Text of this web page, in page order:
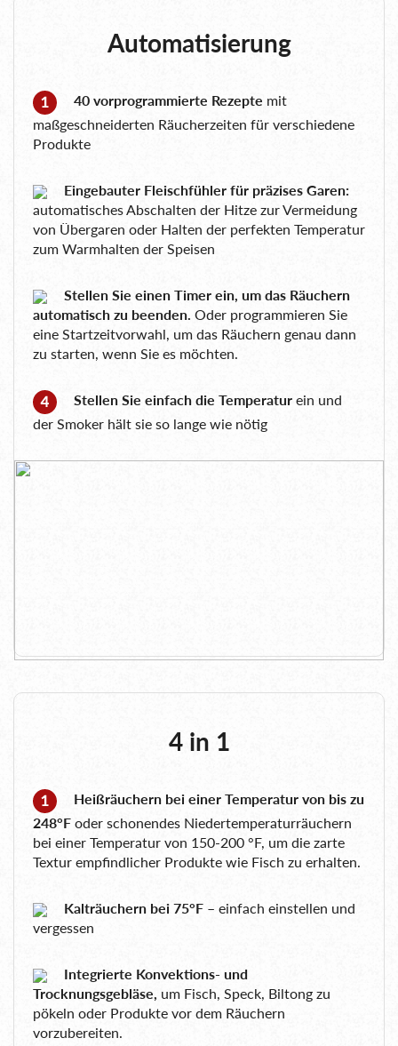
Automatisierung
40 vorprogrammierte Rezepte mit
maßgeschneiderten Räucherzeiten für verschiedene
Produkte
Eingebauter Fleischfühler für präzises Garen:
automatisches Abschalten der Hitze zur Vermeidung
von Übergaren oder Halten der perfekten Temperatur
zum Warmhalten der Speisen
Stellen Sie einen Timer ein, um das Räuchern
automatisch zu beenden. Oder programmieren Sie
eine Startzeitvorwahl, um das Räuchern genau dann
zu starten, wenn Sie es möchten.
Stellen Sie einfach die Temperatur ein und
der Smoker hält sie so lange wie nötig
4 in 1
Heißräuchern bei einer Temperatur von bis zu
248°F oder schonendes Niedertemperaturräuchern
bei einer Temperatur von 150-200 °F, um die zarte
Textur empfindlicher Produkte wie Fisch zu erhalten.
Kalträuchern bei 75°F – einfach einstellen und
vergessen
Integrierte Konvektions- und
Trocknungsgebläse, um Fisch, Speck, Biltong zu
pökeln oder Produkte vor dem Räuchern
vorzubereiten.